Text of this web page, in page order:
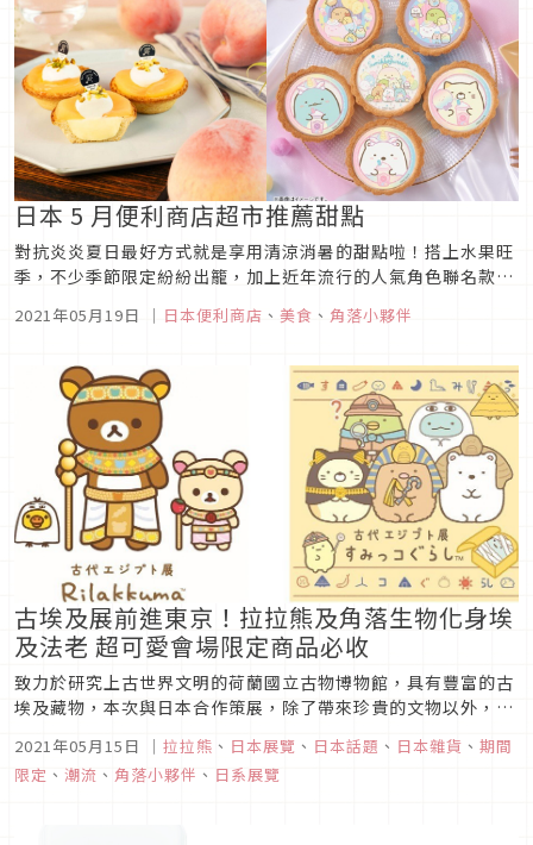
日本 5 月便利商店超市推薦甜點
對抗炎炎夏日最好方式就是享用清涼消暑的甜點啦！搭上水果旺
季，不少季節限定紛紛出籠，加上近年流行的人氣角色聯名款，
5月便利店商及超市的話題甜點，擁有平易近人的價格及方便
的甜點吧！
2021年05月19日 ｜ 日本便利商店 、 美食 、 角落小夥伴
古埃及展前進東京！拉拉熊及角落生物化身埃
及法老 超可愛會場限定商品必收
致力於研究上古世界文明的荷蘭國立古物博物館，具有豐富的古
埃及藏物，本次與日本合作策展，除了帶來珍貴的文物以外，也
全世界展示。東京展出期間自2021年4月16日起至6月27日，為
了歡迎這些遠道而來的上古貴賓，拉拉熊及角落生物也換上埃及
2021年05月15日 ｜ 拉拉熊 、 日本展覽 、 日本話題 、 日本雜貨 、 期間
限定 、 潮流 、 角落小夥伴 、 日系展覽